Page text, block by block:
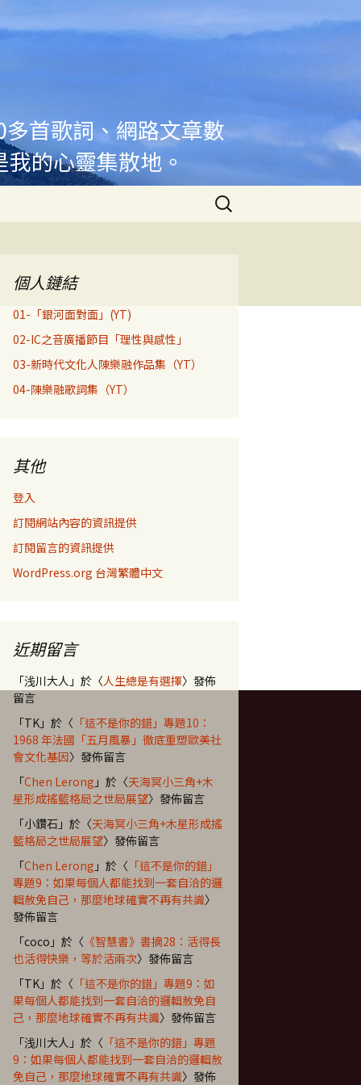
首歌詞、網路文章數
的心靈集散地。
搜
尋
個人鏈結
01-「銀河面對面」(YT)
02-IC之音廣播節目「理性與感性」
03-新時代文化人陳樂融作品集（YT）
04-陳樂融歌詞集（YT）
其他
登入
訂閱網站內容的資訊提供
訂閱留言的資訊提供
WordPress.org 台灣繁體中文
近期留言
「浅川大人 」於〈人生總是有選擇〉發佈
留言
「TK 」於〈 「這不是你的錯」專題10：
1968 年法國「五月風暴」徹底重塑歐美社
會文化基因〉發佈留言
「Chen Lerong 」於〈天海冥小三角+木
星形成搖籃格局之世局展望〉發佈留言
「小鑽石 」於〈天海冥小三角+木星形成搖
籃格局之世局展望〉發佈留言
「Chen Lerong 」於〈 「這不是你的錯」
專題9：如果每個人都能找到一套自洽的邏
輯赦免自己，那麼地球確實不再有共識〉
發佈留言
「coco 」於〈 《智慧書》書摘28：活得長
也活得快樂，等於活兩次〉發佈留言
「TK 」於〈 「這不是你的錯」專題9：如
果每個人都能找到一套自洽的邏輯赦免自
己，那麼地球確實不再有共識〉發佈留言
「浅川大人 」於〈 「這不是你的錯」專題
9：如果每個人都能找到一套自洽的邏輯赦
免自己，那麼地球確實不再有共識〉發佈